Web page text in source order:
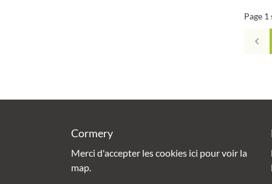
Page 1
Cormery
Merci d'accepter les cookies ici pour voir la
map.